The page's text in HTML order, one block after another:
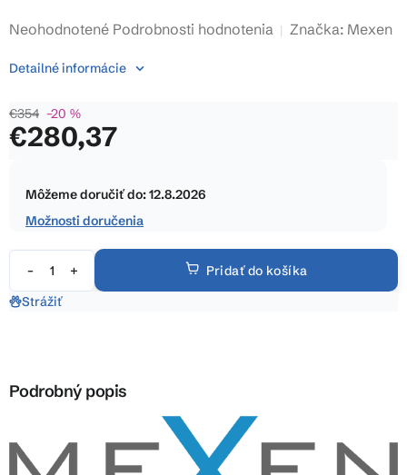
Priemerné
produktu
0,0
z
Neohodnotené Podrobnosti hodnotenia Značka: Mexen
€354 –20 %
€280,37
cena:
Môžeme doručiť do:12.8.2026
Možnosti doručenia
Pridať do košíka
Detailné informácie
Strážiť
Podrobný popis